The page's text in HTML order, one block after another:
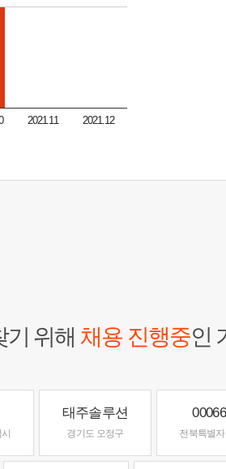
2021.11 2021.12
위해 채용 진행중인
태주솔루션
경기도 오정구 전북특별